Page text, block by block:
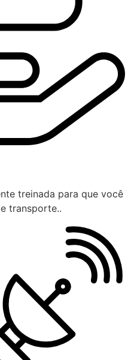
treinada para que você
transporte..